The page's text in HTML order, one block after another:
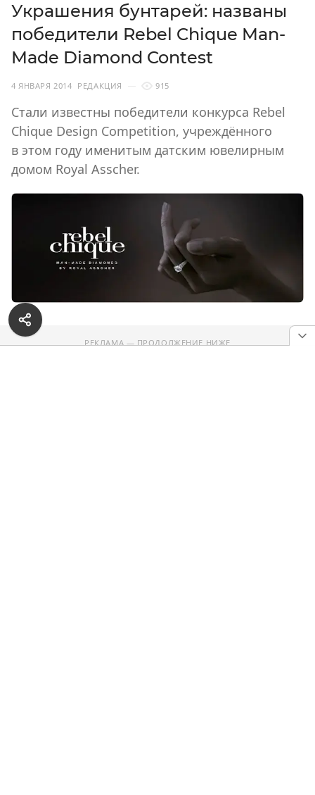
Украшения бунтарей: названы
победители Rebel Chique Man-
Made Diamond Contest
4 ЯНВАРЯ 2014 РЕДАКЦИЯ 915
Стали известны победители конкурса Rebel
Chique Design Competition, учреждённого
в этом году именитым датским ювелирным
домом Royal Asscher.
РЕКЛАМА — ПРОДОЛЖЕНИЕ НИЖЕ